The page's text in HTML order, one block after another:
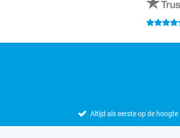
4.7 sterren
Altijd als eerste op de hoogte